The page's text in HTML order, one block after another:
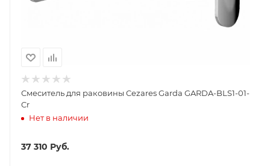
Смеситель для раковины Cezares Garda GARDA-BLS1-01-
Cr
Нет в наличии
37 310 Руб.